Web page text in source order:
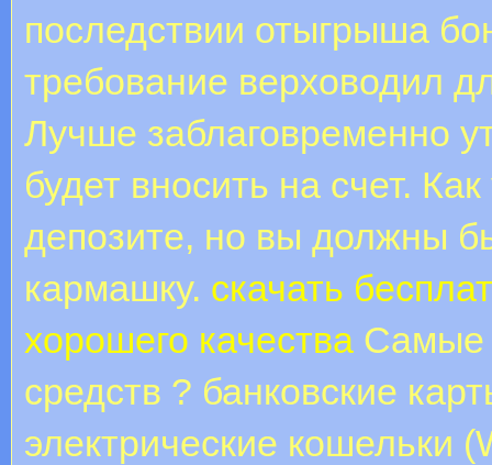
последствии отыгрыша
требование верховодил
Лучше заблаговременно
будет вносить на счет.
депозите, но вы должны
кармашку. скачать
хорошего качества Самые
средств ? банковские
электрические кошельки